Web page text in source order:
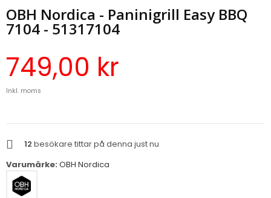
OBH Nordica - Paninigrill Easy BBQ
7104 - 51317104
749,00 kr
Inkl. moms
12 besökare tittar på denna just nu
Varumärke: OBH Nordica